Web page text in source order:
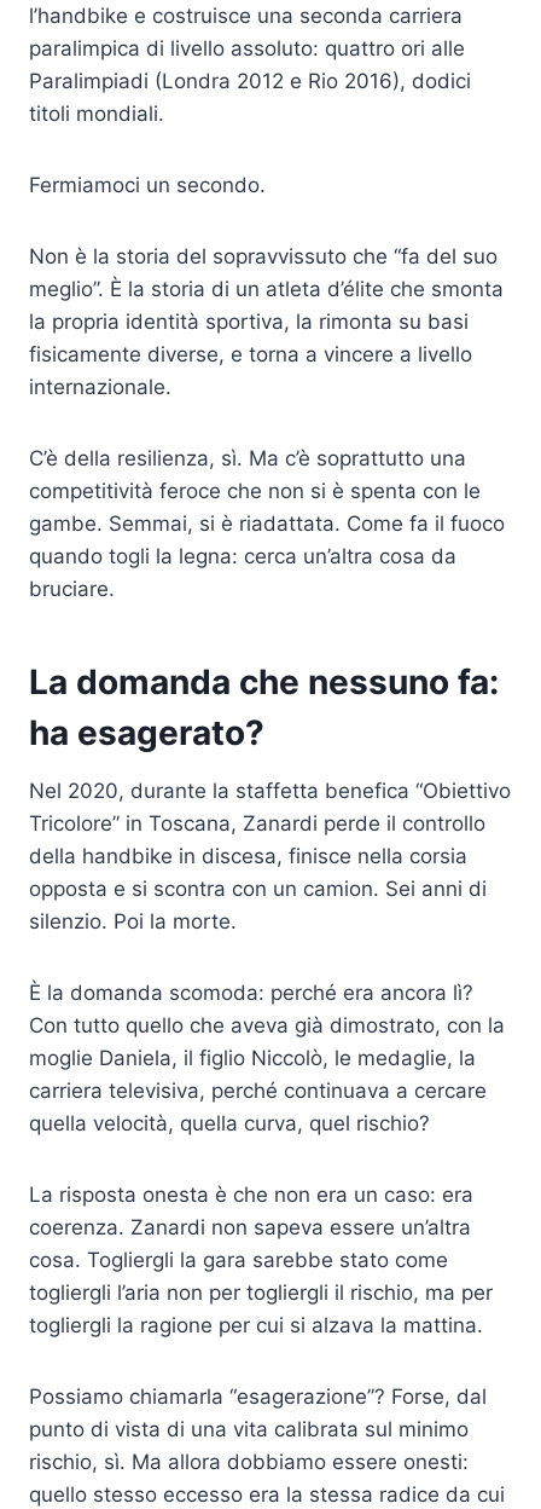
l’handbike e costruisce una seconda carriera
paralimpica di livello assoluto: quattro ori alle
Paralimpiadi (Londra 2012 e Rio 2016), dodici
titoli mondiali.
Fermiamoci un secondo.
Non è la storia del sopravvissuto che “fa del suo
meglio”. È la storia di un atleta d’élite che smonta
la propria identità sportiva, la rimonta su basi
fisicamente diverse, e torna a vincere a livello
internazionale.
C’è della resilienza, sì. Ma c’è soprattutto una
competitività feroce che non si è spenta con le
gambe. Semmai, si è riadattata. Come fa il fuoco
quando togli la legna: cerca un’altra cosa da
bruciare.
La domanda che nessuno fa:
ha esagerato?
Nel 2020, durante la staffetta benefica “Obiettivo
Tricolore” in Toscana, Zanardi perde il controllo
della handbike in discesa, finisce nella corsia
opposta e si scontra con un camion. Sei anni di
silenzio. Poi la morte.
È la domanda scomoda: perché era ancora lì?
Con tutto quello che aveva già dimostrato, con la
moglie Daniela, il figlio Niccolò, le medaglie, la
carriera televisiva, perché continuava a cercare
quella velocità, quella curva, quel rischio?
La risposta onesta è che non era un caso: era
coerenza. Zanardi non sapeva essere un’altra
cosa. Togliergli la gara sarebbe stato come
togliergli l’aria non per togliergli il rischio, ma per
togliergli la ragione per cui si alzava la mattina.
Possiamo chiamarla “esagerazione”? Forse, dal
punto di vista di una vita calibrata sul minimo
rischio, sì. Ma allora dobbiamo essere onesti:
quello stesso eccesso era la stessa radice da cui